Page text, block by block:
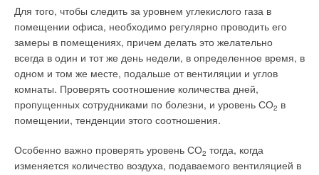
Для того, чтобы следить за уровнем углекислого газа в
помещении офиса, необходимо регулярно проводить его
замеры в помещениях, причем делать это желательно
всегда в один и тот же день недели, в определенное время, в
одном и том же месте, подальше от вентиляции и углов
комнаты. Проверять соотношение количества дней,
пропущенных сотрудниками по болезни, и уровень СО2 в
помещении, тенденции этого соотношения.
Особенно важно проверять уровень СО2 тогда, когда
изменяется количество воздуха, подаваемого вентиляцией в
лабораторией, постоянно контролируется. Организация
складского хранения исключает механические повреждения
или коррозию материала, что означает безопасность
изделий, надежность и длительный срок службы.
Радиаторы Demrad® свариваются по периметру сплошным
роликовым швом, а между вертикальными каналами —
точечной сваркой. Процесс сварки радиаторов полностью
приборов с соблюдением всех конструктивных требований,
таких как длины швов, количество точек сварки и т.д.
возможность ложной тревоги. Примером может быть
накопление пыли в датчике из-за специфического
распределения воздушных потоков. Пыль в датчике
изменяет уровень чувствительности.
Как устанавливать датчики?
Стандарт Национальной ассоциации противопожарной
безопасности предусматривает для помещений площадью
84 м2 установку датчиков с интервалом 9,14 м. При этом
потолок должен быть гладким и между верхней и нижней